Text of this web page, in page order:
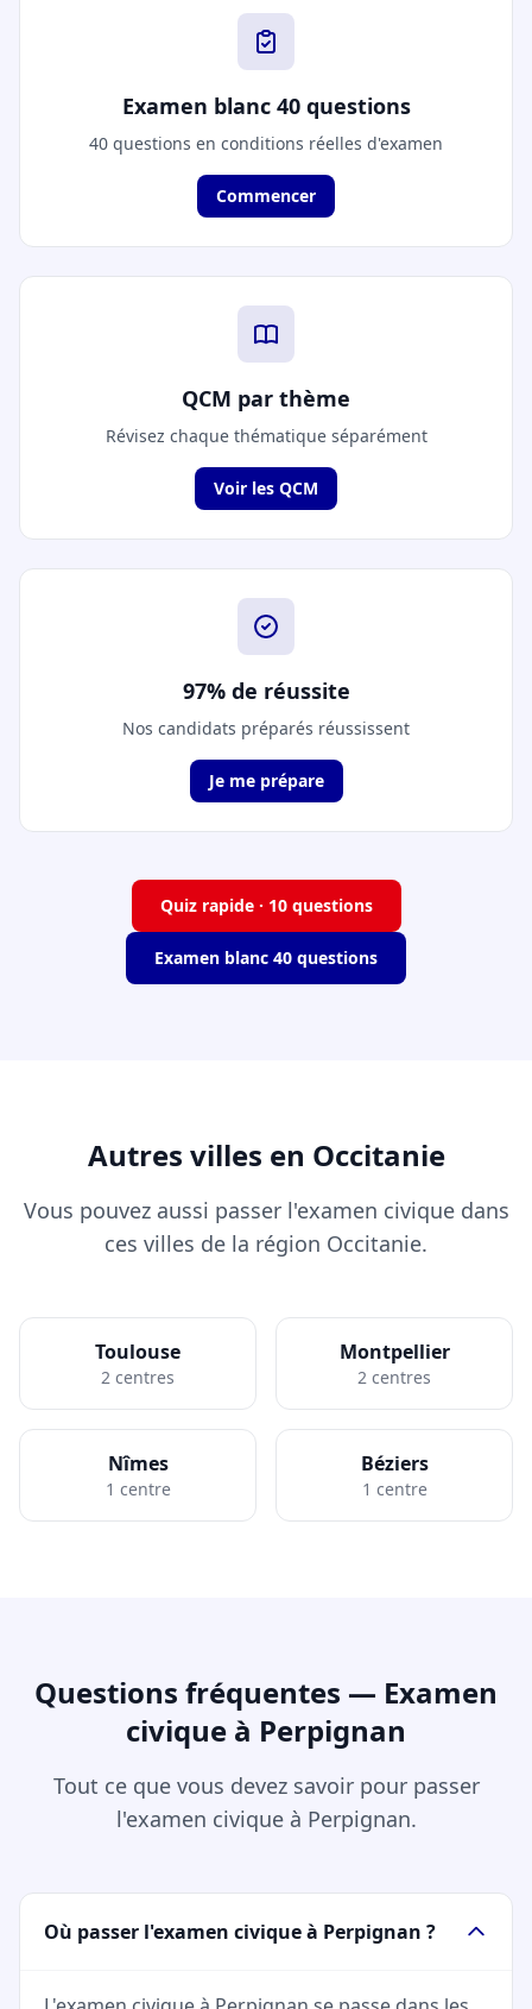
Examen blanc 40 questions
40 questions en conditions réelles d'examen
Commencer
QCM par thème
Révisez chaque thématique séparément
Voir les QCM
97% de réussite
Nos candidats préparés réussissent
Je me prépare
Quiz rapide · 10 questions
Examen blanc 40 questions
Autres villes en Occitanie
Vous pouvez aussi passer l'examen civique dans
ces villes de la région Occitanie.
Toulouse
2 centres
Montpellier
2 centres
Nîmes
1 centre
Béziers
1 centre
Questions fréquentes — Examen
civique à Perpignan
Tout ce que vous devez savoir pour passer
l'examen civique à Perpignan.
Où passer l'examen civique à Perpignan ?